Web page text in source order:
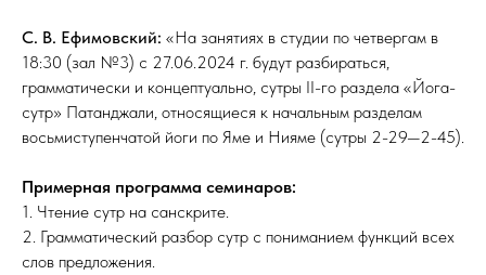
С. В. Ефимовский: «На занятиях в студии по четвергам в
18:30 (зал №3) с 27.06.2024 г. будут разбираться,
грамматически и концептуально, сутры II-го раздела «Йога-
сутр» Патанджали, относящиеся к начальным разделам
восьмиступенчатой йоги по Яме и Нияме (сутры 2-29—2-45).
Примерная программа семинаров:
1. Чтение сутр на санскрите.
2. Грамматический разбор сутр с пониманием функций всех
слов предложения.